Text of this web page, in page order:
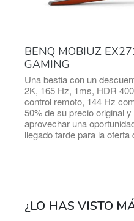
BENQ MOBIUZ
GAMING
Una bestia con un
2K, 165 Hz, 1ms, HDR
control remoto, 144 Hz
50% de su precio original
aprovechar una
llegado tarde para la oferta
¿LO HAS VISTO